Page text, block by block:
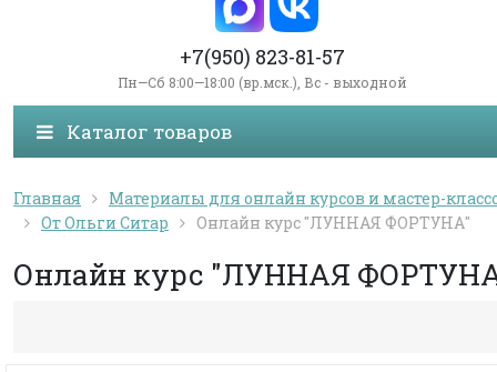
+7(950) 823-81-57
Пн—Сб 8:00—18:00 (вр.мск.), Вс - выходной
Каталог товаров
Главная
Материалы для онлайн курсов и мастер-
От Ольги Ситар
Онлайн курс "ЛУННАЯ ФОРТУНА"
Онлайн курс "ЛУННАЯ